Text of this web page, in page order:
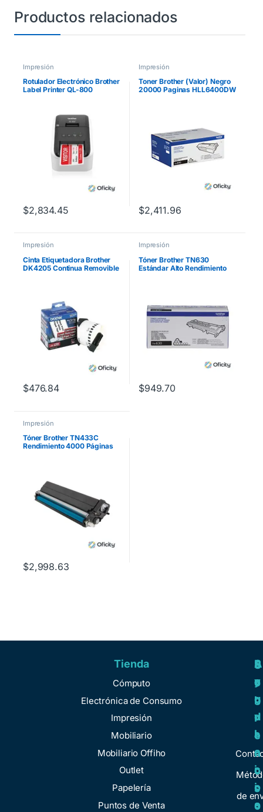
Productos relacionados
Impresión
Rotulador Electrónico Brother
Label Printer QL-800
$2,834.45
Impresión
Toner Brother (Valor) Negro
20000 Paginas HLL6400DW
$2,411.96
Impresión
Cinta Etiquetadora Brother
DK4205 Continua Removible
$476.84
Impresión
Tóner Brother TN630
Estándar Alto Rendimiento
$949.70
Impresión
Tóner Brother TN433C
Rendimiento 4000 Páginas
$2,998.63
Tienda
Cómputo
Electrónica de Consumo
Impresión
Mobiliario
Mobiliario Offiho
Outlet
Papelería
Puntos de Venta
A
y
u
d
a
de
S
o
b
r
e
n
o
s
o
R
e
g
u
l
a
c
i
o
S
e
r
v
i
c
i
o
s